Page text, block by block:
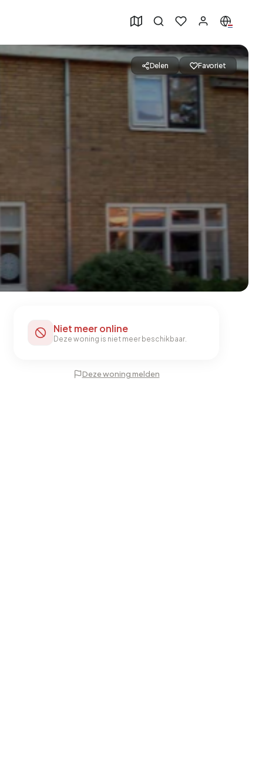
Delen Favoriet
Niet meer online
Deze woning is niet meer beschikbaar.
Deze woning melden